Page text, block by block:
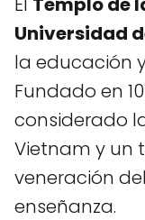
Universidad
la educación
Fundado en
considerado
Vietnam y un
veneración
enseñanza.